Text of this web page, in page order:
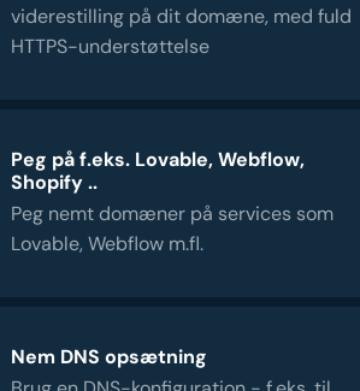
viderestilling på dit domæne, med fuld
HTTPS-understøttelse
Peg på f.eks. Lovable, Webflow,
Shopify ..
Peg nemt domæner på services som
Lovable, Webflow m.fl.
Nem DNS opsætning